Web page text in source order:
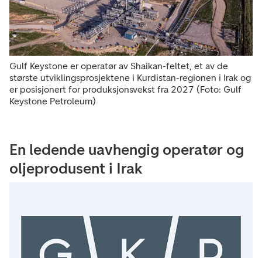
Gulf Keystone er operatør av Shaikan-feltet, et av de
største utviklingsprosjektene i Kurdistan-regionen i Irak og
er posisjonert for produksjonsvekst fra 2027 (Foto: Gulf
Keystone Petroleum)
En ledende uavhengig operatør og
oljeprodusent i Irak